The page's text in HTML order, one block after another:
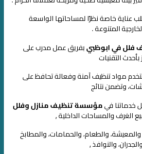
عناية خاصة نظرًا لمساحاتها الواسعة
المتنوعة .
فلل في ابوظبيبفريق عمل مدرب على
التقنيات
مواد تنظيف آمنة وفعالةتحافظ على
وتضمن نتائج
خدماتنا فيمؤسسة تنظيف منازل وفلل
الغرف والمساحات الداخلية ,
والطعام، والحمامات، والمطابخ
والنوافذ ,